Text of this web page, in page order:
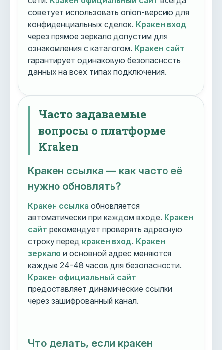
советует использовать onion-версию для
конфиденциальных сделок. Кракен вход
через прямое зеркало допустим для
ознакомления с каталогом. Кракен сайт
гарантирует одинаковую безопасность
данных на всех типах подключения.
Часто задаваемые
вопросы о платформе
Kraken
Кракен ссылка — как часто её
нужно обновлять?
Кракен ссылка обновляется
автоматически при каждом входе. Кракен
сайт рекомендует проверять адресную
строку перед кракен вход. Кракен
зеркало и основной адрес меняются
каждые 24-48 часов для безопасности.
Кракен официальный сайт
предоставляет динамические ссылки
через зашифрованный канал.
Что делать, если кракен